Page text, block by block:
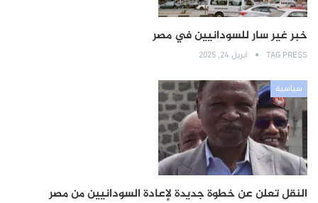
خبر غير سار للسودانيين في مصر
TAG PRESS أبريل 24, 2025
سياسية
النقل تعلن عن خطوة جديدة لإعادة السودانيين من مصر